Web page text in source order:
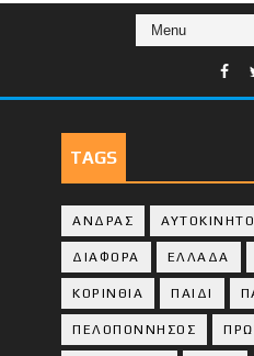
TAGS
ΑΝΔΡΑΣ ΑΥΤΟΚΙΝΗΤΟ
ΔΙΑΦΟΡΑ ΕΛΛΑΔΑ
ΚΟΡΙΝΘΙA ΠΑΙΔΙ
ΠΕΛΟΠΟΝΝΗΣΟΣ